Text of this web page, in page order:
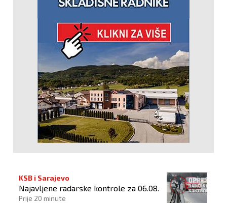
KSB i Sarajevo
Najavljene radarske kontrole za 06.08.
Prije 20 minute